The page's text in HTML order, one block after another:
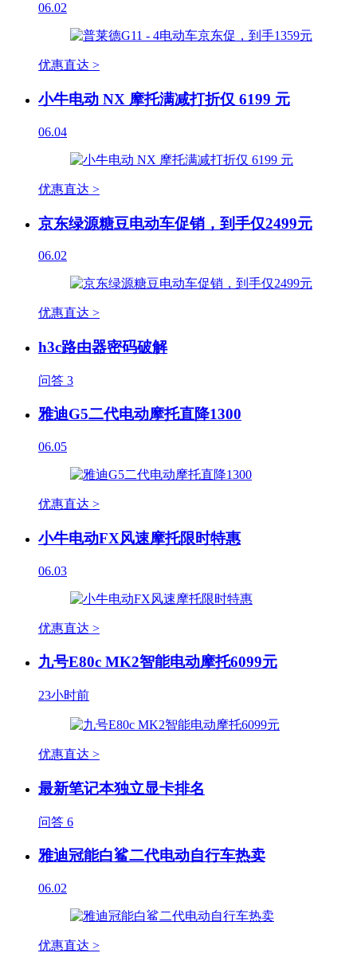
06.02
优惠直达 >
小牛电动 NX 摩托满减打折仅 6199 元
06.04
优惠直达 >
京东绿源糖豆电动车促销，到手仅2499元
06.02
优惠直达 >
h3c路由器密码破解
问答 3
雅迪G5二代电动摩托直降1300
06.05
优惠直达 >
小牛电动FX风速摩托限时特惠
06.03
优惠直达 >
九号E80c MK2智能电动摩托6099元
23小时前
优惠直达 >
最新笔记本独立显卡排名
问答 6
雅迪冠能白鲨二代电动自行车热卖
06.02
优惠直达 >